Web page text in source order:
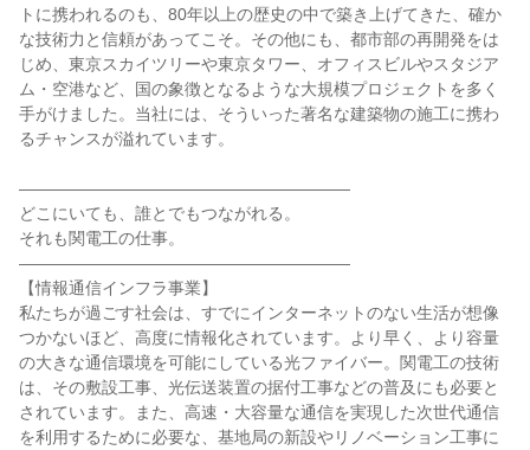
トに携われるのも、80年以上の歴史の中で築き上げてきた、確か
な技術力と信頼があってこそ。その他にも、都市部の再開発をは
じめ、東京スカイツリーや東京タワー、オフィスビルやスタジア
ム・空港など、国の象徴となるような大規模プロジェクトを多く
手がけました。当社には、そういった著名な建築物の施工に携わ
るチャンスが溢れています。
――――――――――――――――――――
どこにいても、誰とでもつながれる。
それも関電工の仕事。
――――――――――――――――――――
【情報通信インフラ事業】
私たちが過ごす社会は、すでにインターネットのない生活が想像
つかないほど、高度に情報化されています。より早く、より容量
の大きな通信環境を可能にしている光ファイバー。関電工の技術
は、その敷設工事、光伝送装置の据付工事などの普及にも必要と
されています。また、高速・大容量な通信を実現した次世代通信
を利用するために必要な、基地局の新設やリノベーション工事に